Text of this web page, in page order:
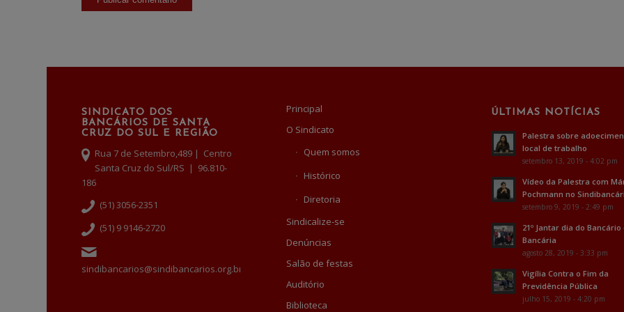
SINDICATO DOS
BANCÁRIOS DE SANTA
CRUZ DO SUL E REGIÃO
Rua 7 de Setembro,489 | Centro
Santa Cruz do Sul/RS | 96.810-
186
(51) 3056-2351
(51) 9 9146-2720
sindibancarios@sindibancarios.org.br
Principal
O Sindicato
Quem somos
Histórico
Diretoria
Sindicalize-se
Denúncias
Salão de festas
Auditório
Biblioteca
ÚLTIMAS NOTÍCIAS
Palestra sobre
local de trabalho
setembro 13, 2019 - 4:02 pm
Vídeo da Palestra com
Pochmann no
setembro 9, 2019 - 2:49 pm
21º Jantar dia do Bancário
Bancária
agosto 28, 2019 - 3:33 pm
Vigília Contra o Fim da
Previdência Pública
julho 15, 2019 - 4:20 pm